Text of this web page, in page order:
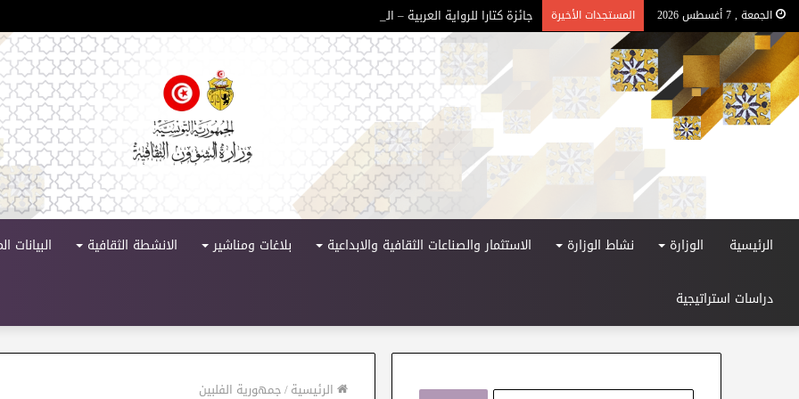
الجمعة , 7 أغسطس 2026 المستجدات الأخيرة جائزة كتارا للرواية العربية – الدورة 11
الرئيسية الوزارة نشاط الوزارة الاستثمار والصناعات الثقافية والابداعية بلاغات ومناشير الانشطة الثقافية البيانات
دراسات استراتيجية
الرئيسية/جمهورية الفلبين